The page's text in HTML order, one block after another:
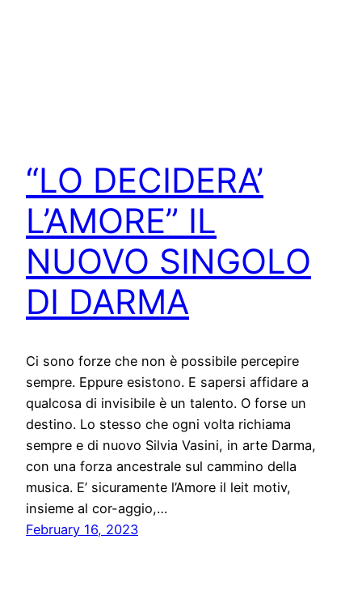
“LO DECIDERA’
L’AMORE” IL
NUOVO SINGOLO
DI DARMA
Ci sono forze che non è possibile percepire
sempre. Eppure esistono. E sapersi affidare a
qualcosa di invisibile è un talento. O forse un
destino. Lo stesso che ogni volta richiama
sempre e di nuovo Silvia Vasini, in arte Darma,
con una forza ancestrale sul cammino della
musica. E’ sicuramente l’Amore il leit motiv,
insieme al cor-aggio,…
February 16, 2023